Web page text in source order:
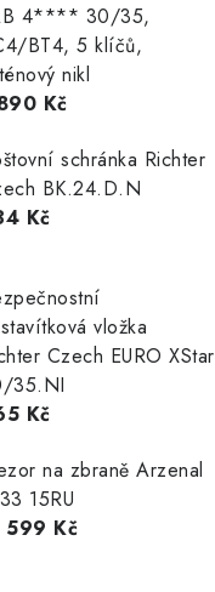
4**** 30/35,
BT4, 5 klíčů,
nikl
Kč
schránka Richter
BK.24.D.N
Kč
vložka
Czech EURO XStar
35.NI
Kč
na zbraně Arzenal
15RU
599 Kč